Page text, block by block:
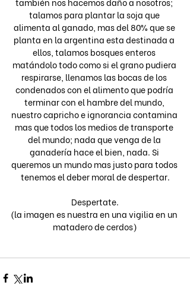
talamos para plantar la soja que
alimenta al ganado, mas del 80% que se
planta en la argentina esta destinada a
ellos, talamos bosques enteros
matándolo todo como si el grano pudiera
respirarse, llenamos las bocas de los
condenados con el alimento que podría
terminar con el hambre del mundo,
nuestro capricho e ignorancia contamina
mas que todos los medios de transporte
del mundo; nada que venga de la
ganadería hace el bien, nada. Si
queremos un mundo mas justo para todos
tenemos el deber moral de despertar.
Despertate.
(la imagen es nuestra en una vigilia en un
matadero de cerdos)